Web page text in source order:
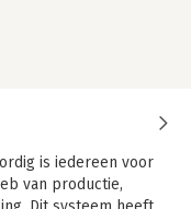
is iedereen voor
van productie,